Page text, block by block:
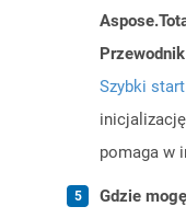
Szybki start
pomaga w
Gdzie